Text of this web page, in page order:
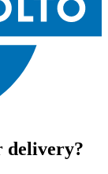
delivery?